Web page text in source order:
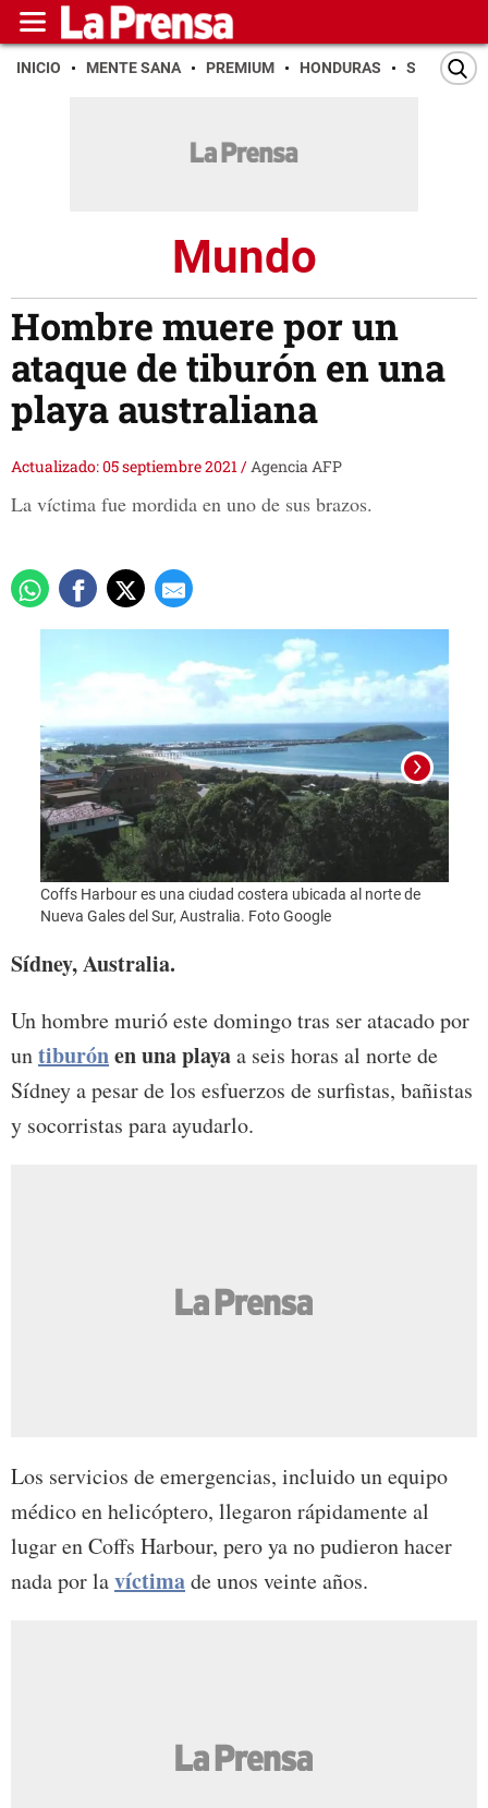
INICIO MENTE SANA PREMIUM HONDURAS SAN PEDRO
Mundo
Hombre muere por un
ataque de tiburón en una
playa australiana
Actualizado: 05 septiembre 2021/Agencia AFP
La víctima fue mordida en uno de sus brazos.
Coffs Harbour es una ciudad costera ubicada al norte de
Nueva Gales del Sur, Australia. Foto Google
Sídney, Australia.
Un hombre murió este domingo tras ser atacado por
untiburónen una playaa seis horas al norte de
Sídney a pesar de los esfuerzos de surfistas, bañistas
y socorristas para ayudarlo.
Los servicios de emergencias, incluido un equipo
médico en helicóptero, llegaron rápidamente al
lugar en Coffs Harbour, pero ya no pudieron hacer
nada por lavíctimade unos veinte años.